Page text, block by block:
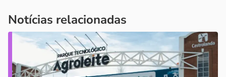
Notícias relacionadas